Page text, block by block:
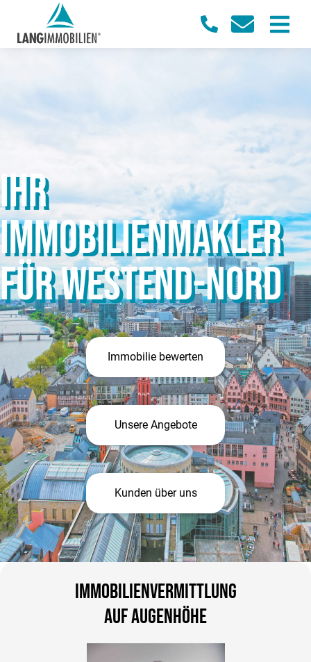
IHR
IMMOBILIENMAKLER
FÜR WESTEND-NORD
Immobilie bewerten
Unsere Angebote
Kunden über uns
Immobilienvermittlung
auf Augenhöhe